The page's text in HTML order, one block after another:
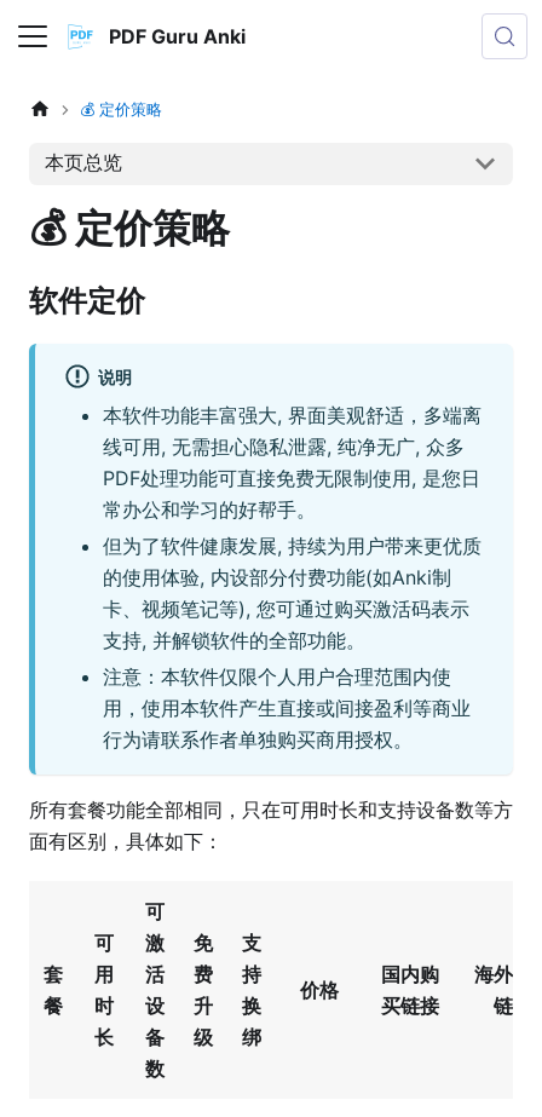
PDF Guru Anki
💰 定价策略
本页总览
💰 定价策略
软件定价
说明
本软件功能丰富强大, 界面美观舒适，多端离
线可用, 无需担心隐私泄露, 纯净无广, 众多
PDF处理功能可直接免费无限制使用, 是您日
常办公和学习的好帮手。
但为了软件健康发展, 持续为用户带来更优质
的使用体验, 内设部分付费功能(如Anki制
卡、视频笔记等), 您可通过购买激活码表示
支持, 并解锁软件的全部功能。
注意：本软件仅限个人用户合理范围内使
用，使用本软件产生直接或间接盈利等商业
行为请联系作者单独购买商用授权。
所有套餐功能全部相同，只在可用时长和支持设备数等方
面有区别，具体如下：
套
餐
可
用
时
长
可
激
活
设
备
数
免
费
升
级
支
持
换
绑
价格
国内购
买链接
海外购
链接